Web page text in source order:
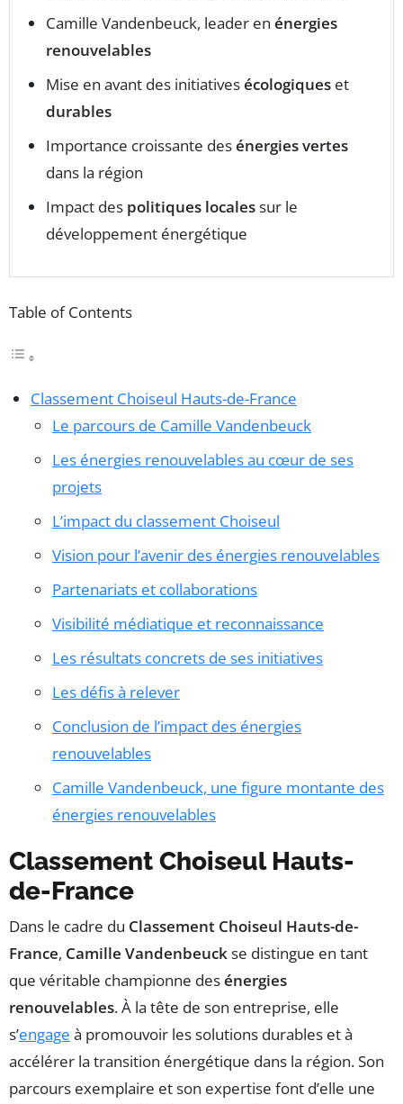
Camille Vandenbeuck, leader en énergies
renouvelables
Mise en avant des initiativesécologiques et
durables
Importance croissante desénergies vertes
dans la région
Impact des politiques localessur le
développement énergétique
Table of Contents
Classement Choiseul Hauts-de-France
Le parcours de Camille Vandenbeuck
Les énergies renouvelables au cœur de ses
projets
L’impact du classement Choiseul
Vision pour l’avenir des énergies renouvelables
Partenariats et collaborations
Visibilité médiatique et reconnaissance
Les résultats concrets de ses initiatives
Les défis à relever
Conclusion de l’impact des énergies
renouvelables
Camille Vandenbeuck, une figure montante des
énergies renouvelables
Classement Choiseul Hauts-
de-France
Dans le cadre du Classement Choiseul Hauts-de-
France, Camille Vandenbeuckse distingue en tant
que véritable championne desénergies
renouvelables. À la tête de son entreprise, elle
s’engage à promouvoir les solutions durables et à
accélérer la transition énergétique dans la région. Son
parcours exemplaire et son expertise font d’elle une